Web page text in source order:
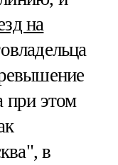
на
при этом
в